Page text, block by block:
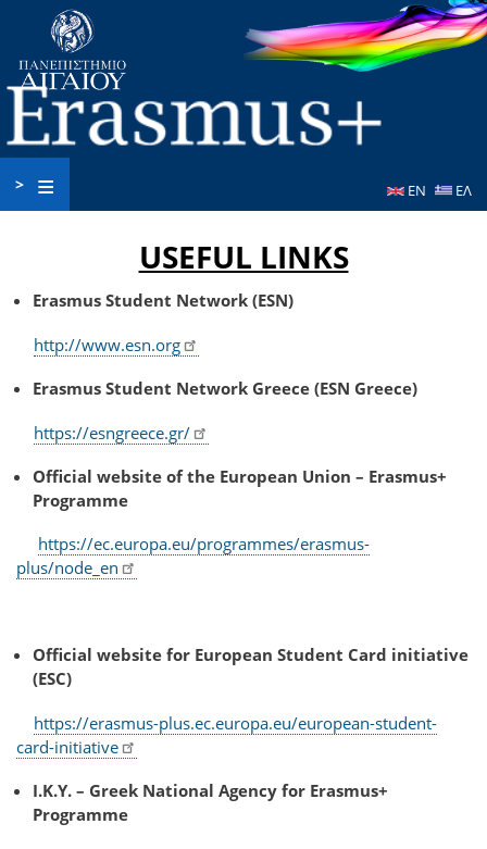
προς
το
περιεχόμενο
EN ΕΛ
>
USEFUL LINKS
Erasmus Student Network (ESN)
http://www.esn.org
Erasmus Student Network Greece (ESN Greece)
https://esngreece.gr/
Official website of the European Union – Erasmus+
Programme
https://ec.europa.eu/programmes/erasmus-
plus/node_en
Official website for European Student Card initiative
(ESC)
https://erasmus-plus.ec.europa.eu/european-student-
card-initiative
I.K.Y. – Greek National Agency for Erasmus+
Programme